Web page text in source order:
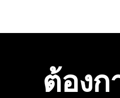
ต้องก